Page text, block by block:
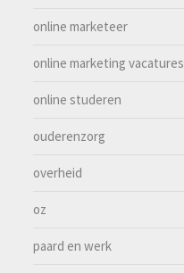
online marketeer
online marketing vacatures
online studeren
ouderenzorg
overheid
oz
paard en werk